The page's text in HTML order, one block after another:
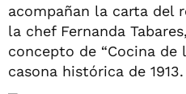
acompañan la carta del
la chef Fernanda
concepto de “Cocina de
casona histórica de 1913.